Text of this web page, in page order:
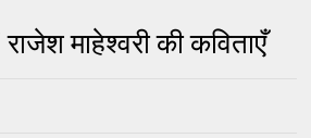
माहेश्वरी की कविताएँ